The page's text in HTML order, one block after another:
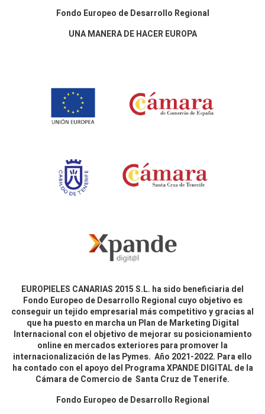
Fondo Europeo de Desarrollo Regional
UNA MANERA DE HACER EUROPA
EUROPIELES CANARIAS 2015 S.L. ha sido beneficiaria del
Fondo Europeo de Desarrollo Regional cuyo objetivo es
conseguir un tejido empresarial más competitivo y gracias al
que ha puesto en marcha un Plan de Marketing Digital
Internacional con el objetivo de mejorar su posicionamiento
online en mercados exteriores para promover la
internacionalización de las Pymes. Año 2021-2022. Para ello
ha contado con el apoyo del Programa XPANDE DIGITAL de la
Cámara de Comercio de Santa Cruz de Tenerife.
Fondo Europeo de Desarrollo Regional